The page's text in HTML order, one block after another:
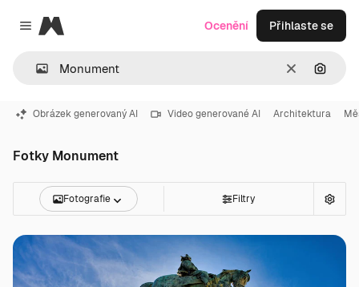
Close menu
Magnific
ZrušitHledat
Ocenění Přihlaste se
Obrázek generovaný AI Video generované AI Architektura
Fotky Monument
Fotografie Filtry